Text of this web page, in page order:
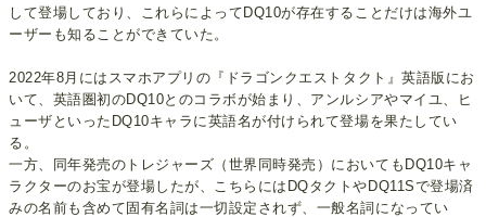
して登場しており、これらによってDQ10が存在することだけは海外ユ
ーザーも知ることができていた。
2022年8月にはスマホアプリの『ドラゴンクエストタクト』英語版にお
いて、英語圏初のDQ10とのコラボが始まり、アンルシアやマイユ、ヒ
ューザといったDQ10キャラに英語名が付けられて登場を果たしてい
る。
一方、同年発売のトレジャーズ（世界同時発売）においてもDQ10キャ
ラクターのお宝が登場したが、こちらにはDQタクトやDQ11Sで登場済
みの名前も含めて固有名詞は一切設定されず、一般名詞になってい